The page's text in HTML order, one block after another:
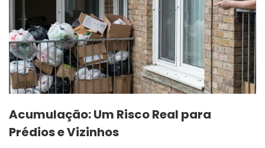
Acumulação: Um Risco Real para
Prédios e Vizinhos